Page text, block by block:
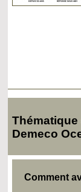
Demeco
Comment